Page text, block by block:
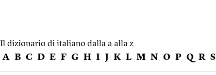
Il dizionario di italiano dalla a alla z
A B C D E F G H I J K L M N O P Q R S